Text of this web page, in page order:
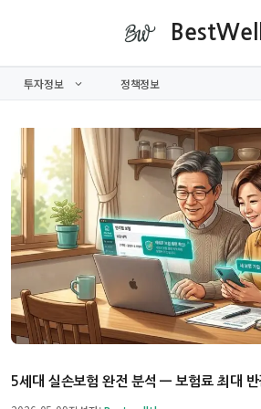
기
투자정보 정책정보
5세대 실손보험 완전 분석 — 보험료 최대